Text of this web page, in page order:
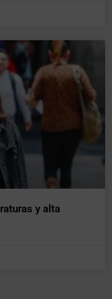
y alta